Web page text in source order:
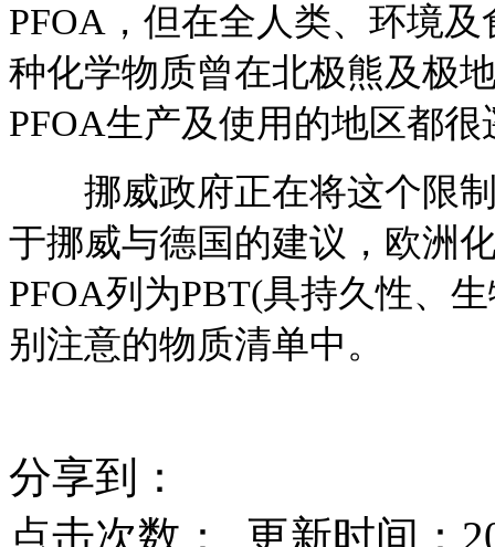
PFOA，但在全人类、环境
种化学物质曾在北极熊及极
PFOA生产及使用的地区都很
挪威政府正在将这个限制
于挪威与德国的建议，欧洲
PFOA列为PBT(具持久性、
别注意的物质清单中。
分享到：
点击次数：
更新时间：